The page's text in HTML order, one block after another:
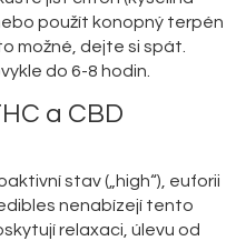
použít konopný terpén
možné, dejte si spát.
do 6-8 hodin.
a CBD
stav („high“), euforii
nenabízejí tento
relaxaci, úlevu od